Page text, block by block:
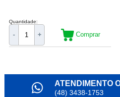
Quantidade:
- + Comprar
ATENDIMENTO
(48) 3438-1753